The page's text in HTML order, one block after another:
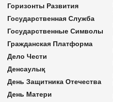
Горизонты Развития
Государственная Служба
Государственные Символы
Гражданская Платформа
Дело Чести
Денсаулық
День Защитника Отечества
День Матери